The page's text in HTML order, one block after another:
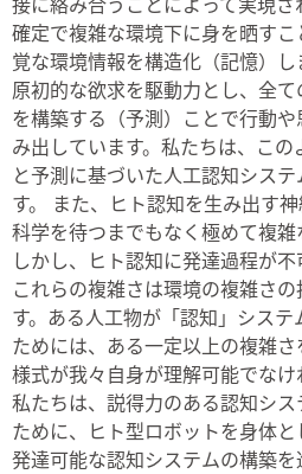
確定で複雑な環境下に身を晒す
覚な環境情報を構造化（記憶）
原初的な欲求を駆動力とし、全
を構築する（予測）ことで行動
み出しています。私たちは、こ
と予測に基づいた人工認知シス
す。 また、ヒト認知を生み出す
科学を待つまでもなく極めて複雑
しかし、ヒト認知に発達過程が不
これらの複雑さは環境の複雑さ
す。ある人工物が「認知」シス
ためには、ある一定以上の複雑
様式が我々自身が理解可能でなけ
私たちは、説得力のある認知シ
ために、ヒト型ロボットを身体
発達可能な認知システムの構築を